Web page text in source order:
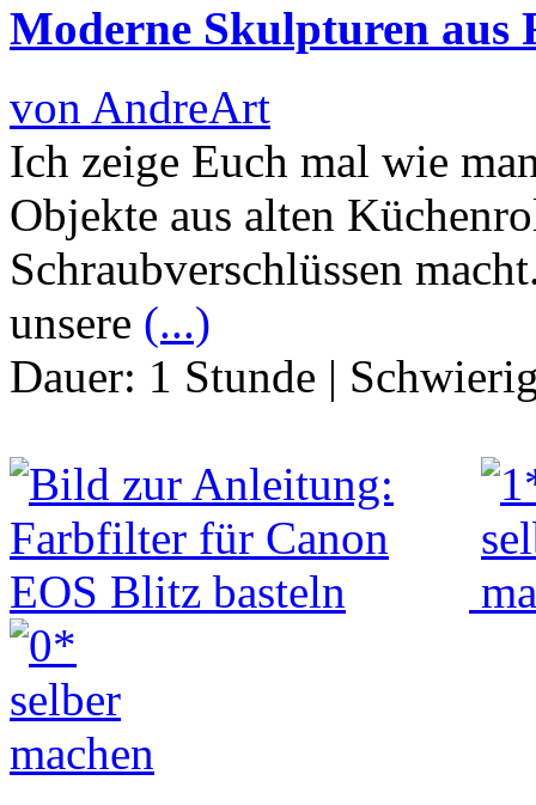
Moderne Skulpturen aus
von AndreArt
Ich zeige Euch mal wie
Objekte aus alten
Schraubverschlüssen
unsere (...)
Dauer: 1 Stunde |